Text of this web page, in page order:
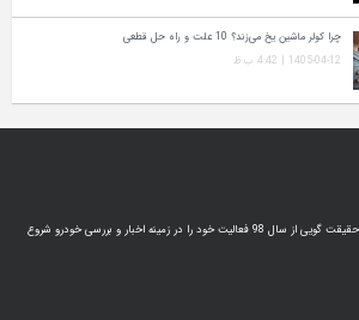
چرا کولر ماشین یخ می‌زند؟ 10 علت و راه‌ حل قطعی
1405-04-12 | 4:42 ب.ظ
گروه موتور1 با رعایت اصل صداقت و حقیقت گویی از سال 98 فعالیت خود را در زمینه اخبار و بررسی خودرو شروع